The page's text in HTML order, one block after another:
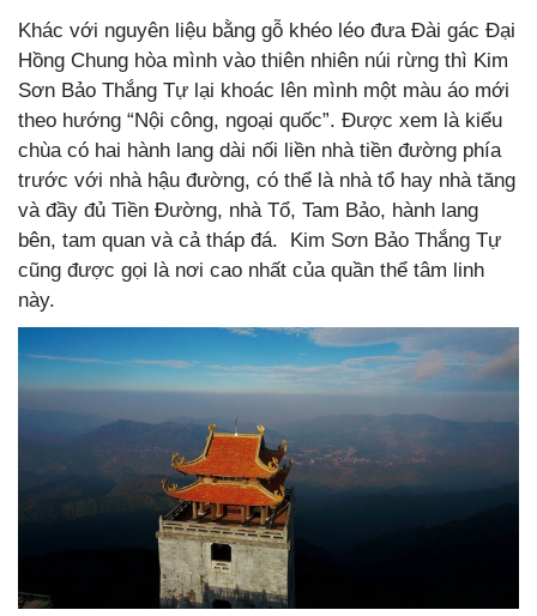
Khác với nguyên liệu bằng gỗ khéo léo đưa Đài gác Đại
Hồng Chung hòa mình vào thiên nhiên núi rừng thì Kim
Sơn Bảo Thắng Tự lại khoác lên mình một màu áo mới
theo hướng “Nội công, ngoại quốc”. Được xem là kiểu
chùa có hai hành lang dài nối liền nhà tiền đường phía
trước với nhà hậu đường, có thể là nhà tổ hay nhà tăng
và đầy đủ Tiền Đường, nhà Tổ, Tam Bảo, hành lang
bên, tam quan và cả tháp đá. Kim Sơn Bảo Thắng Tự
cũng được gọi là nơi cao nhất của quần thể tâm linh
này.